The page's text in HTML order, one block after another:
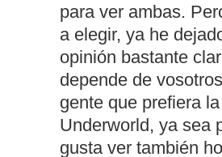
para ver ambas.
a elegir, ya he
opinión bastante
depende de
gente que prefiera
Underworld, ya sea
gusta ver también